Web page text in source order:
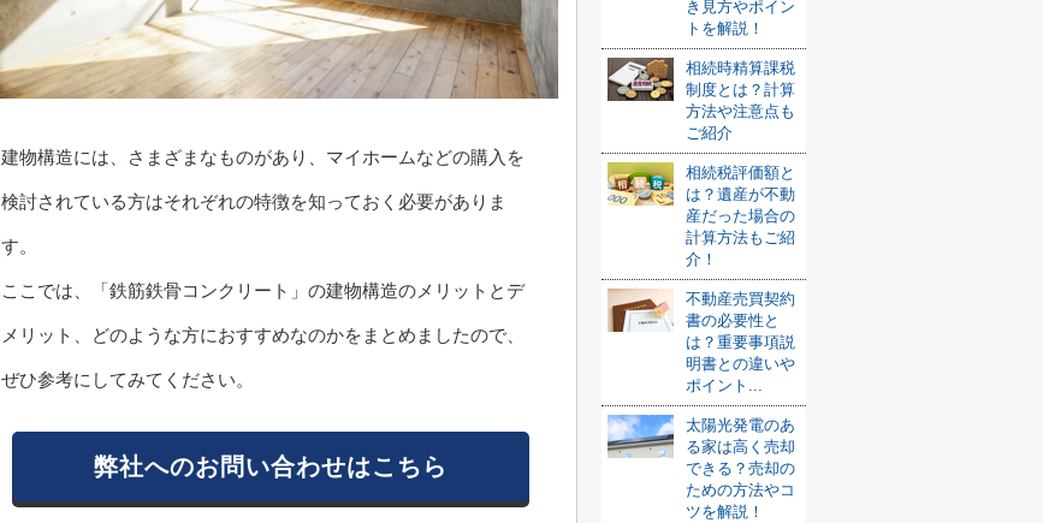
建物構造には、さまざまなものがあり、マイホームなどの購入を
検討されている方はそれぞれの特徴を知っておく必要がありま
す。
ここでは、「鉄筋鉄骨コンクリート」の建物構造のメリットとデ
メリット、どのような方におすすめなのかをまとめましたので、
ぜひ参考にしてみてください。
弊社へのお問い合わせはこちら
き見方やポイン
トを解説！
相続時精算課税
制度とは？計算
方法や注意点も
ご紹介
相続税評価額と
は？遺産が不動
産だった場合の
計算方法もご紹
介！
不動産売買契約
書の必要性と
は？重要事項説
明書との違いや
ポイント...
太陽光発電のあ
る家は高く売却
できる？売却の
ための方法やコ
ツを解説！